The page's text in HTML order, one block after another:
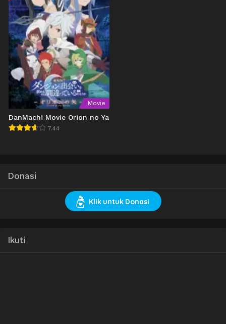
Movie
DanMachi Movie Orion no Ya
7.44
Donasi
Klik untuk Donasi
Ikuti